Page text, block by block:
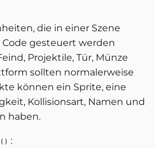
die in einer Szene
gesteuert werden
Projektile, Tür, Münze
sollten normalerweise
können ein Sprite, eine
Kollisionsart, Namen und
haben.
: